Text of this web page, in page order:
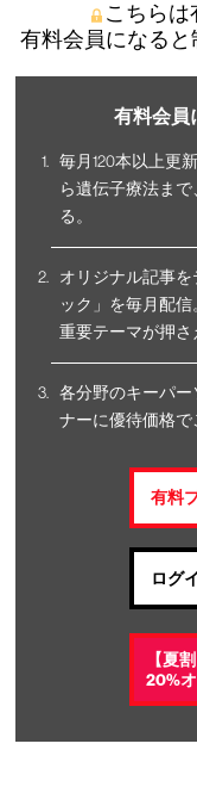
こちらは
有料会員になると
有料会員
毎月120本以上更
ら遺伝子療法ま
る。
オリジナル記事
ック」を毎月配信
重要テーマが押さ
各分野のキーパー
ナーに優待価格で
有料
ログ
【夏
20%オ